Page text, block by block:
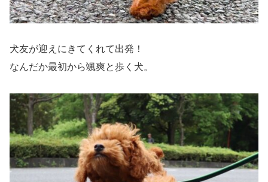
犬友が迎えにきてくれて出発！
なんだか最初から颯爽と歩く犬。